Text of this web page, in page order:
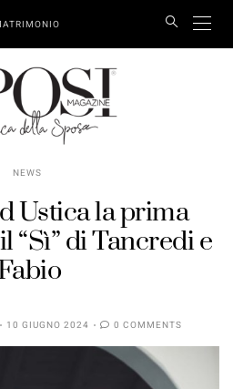
NEWS
Ustica la prima
“Sì” di Tancredi e
10 GIUGNO 2024 0 COMMENTS